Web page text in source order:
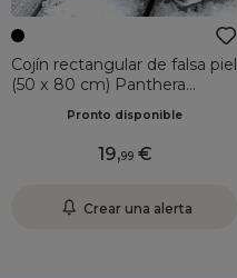
Cojín rectangular de falsa piel
(50 x 80 cm) Panthera
Pronto disponible
19,99
Crear una alerta